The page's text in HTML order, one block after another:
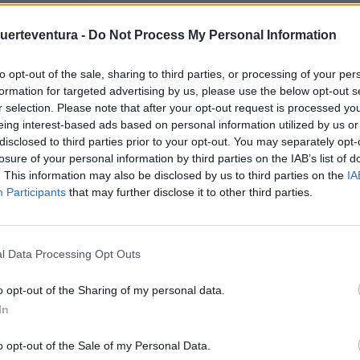
- Do Not Process My Personal Information
opt-out of the sale, sharing to third parties, or processing of your
for targeted advertising by us, please use the below opt-out
selection. Please note that after your opt-out request is processed
interest-based ads based on personal information utilized by us
to third parties prior to your opt-out. You may separately
of your personal information by third parties on the IAB’s list of
This information may also be disclosed by us to third parties on the
Participants that may further disclose it to other third parties.
Data Processing Opt Outs
opt-out of the Sharing of my personal data.
opt-out of the Sale of my Personal Data.
reconocer y premiar a la empresa canaria, con
del jurado del premio, haya realizado durante el año
ámbitos del diseño, innovación y/o modernización turística,
resultados.
territorial de CaixaBank en Canarias, “todas las
a este premio, y que operan en Canarias, han
Por esta razón, al Jurado le era muy difícil elegir
valorar a los premiados, la votación ha sido tan igualada
a las tres empresas finalistas”.
otros aspectos, el grado de innovación y modernización
ofrecido, el tamaño del mercado objetivo al que se
tiempo, los resultados obtenidos respecto a los recursos
trabajo.
ubicada en Fuerteventura, el jurado ha valorado,